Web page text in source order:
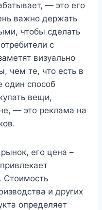
— это его
важно держать
чтобы сделать
с
визуально
чем те, что есть в
один способ
вещи,
— это реклама на
его цена –
Стоимость
и других
определяет